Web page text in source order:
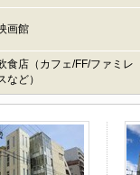
画館
食店（カフェ/FF/ファミレ
など）